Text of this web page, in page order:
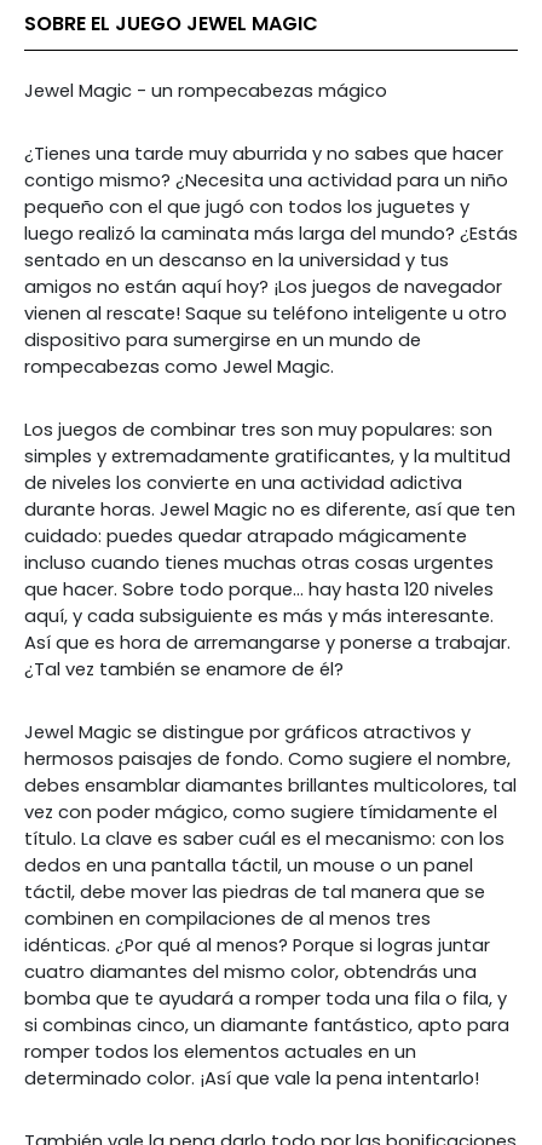
SOBRE EL JUEGO JEWEL MAGIC
Jewel Magic - un rompecabezas mágico
¿Tienes una tarde muy aburrida y no sabes que hacer
contigo mismo? ¿Necesita una actividad para un niño
pequeño con el que jugó con todos los juguetes y
luego realizó la caminata más larga del mundo? ¿Estás
sentado en un descanso en la universidad y tus
amigos no están aquí hoy? ¡Los juegos de navegador
vienen al rescate! Saque su teléfono inteligente u otro
dispositivo para sumergirse en un mundo de
rompecabezas como Jewel Magic.
Los juegos de combinar tres son muy populares: son
simples y extremadamente gratificantes, y la multitud
de niveles los convierte en una actividad adictiva
durante horas. Jewel Magic no es diferente, así que ten
cuidado: puedes quedar atrapado mágicamente
incluso cuando tienes muchas otras cosas urgentes
que hacer. Sobre todo porque... hay hasta 120 niveles
aquí, y cada subsiguiente es más y más interesante.
Así que es hora de arremangarse y ponerse a trabajar.
¿Tal vez también se enamore de él?
Jewel Magic se distingue por gráficos atractivos y
hermosos paisajes de fondo. Como sugiere el nombre,
debes ensamblar diamantes brillantes multicolores, tal
vez con poder mágico, como sugiere tímidamente el
título. La clave es saber cuál es el mecanismo: con los
dedos en una pantalla táctil, un mouse o un panel
táctil, debe mover las piedras de tal manera que se
combinen en compilaciones de al menos tres
idénticas. ¿Por qué al menos? Porque si logras juntar
cuatro diamantes del mismo color, obtendrás una
bomba que te ayudará a romper toda una fila o fila, y
si combinas cinco, un diamante fantástico, apto para
romper todos los elementos actuales en un
determinado color. ¡Así que vale la pena intentarlo!